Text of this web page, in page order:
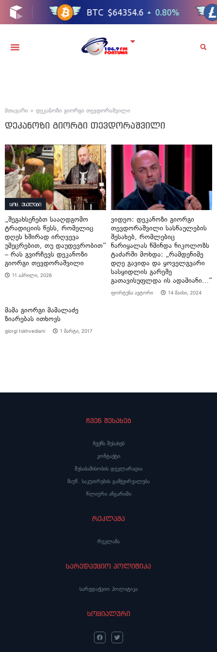
მთავარი » დეკანოზი გიორგი თევდორაშვილი
დეკანოზი გიორგი თევდორაშვილი
სოც. ქსელები
„შეგახსენებთ სააღდგომო
ტრადიციის წესს, რომელიც
დღეს ხშირად ირღვევა
უმეცრებით, თუ დაუდევრობით“
– რას გვირჩევს დეკანოზი
გიორგი თევდორაშვილი
11 აპრილი, 2026
ვიდეო: დეკანოზი გიორგი
თევდორაშვილი სასწაულების
შესახებ, რომლებიც
ნარიყალას წმინდა ნიკოლოზს
ტაძარში მოხდა: „რამდენიმე
დღე გავიდა და ყოველგვარი
სასყიდლის გარეშე
გათავისუფლდა ის ადამიანი…“
ფორტუნა ავტორი 14 მაისი, 2024
მამა გიორგი მამალაძე
ზიარებას ითხოვს
giorgi tskhvediani 1 მარტი, 2017
ჩვენ შესახებ
ჩვენს შესახებ
კონტაქტი
შესაბამისობის დეკლარაცია
მაუწ. საკუთრების გამჭვირვალება
წლიური ანგარიში
რეკლამა
რეკლამა
სარედაქციო პოლიტიკა
სარედაქციო პოლიტიკა
სოციალური